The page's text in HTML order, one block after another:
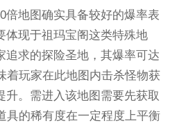
倍地图确实具备较好的爆率表
体现于祖玛宝阁这类特殊地
追求的探险圣地，其爆率可达
着玩家在此地图内击杀怪物获
升。需进入该地图需要先获取
具的稀有度在一定程度上平衡